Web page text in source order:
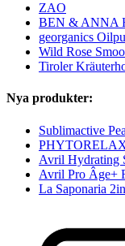
ZAO
BEN & ANNA
georganics
Wild Rose
Tiroler
Nya produkter:
Sublimactive
Avril Hydrating
Avril Pro Âge+
La Saponaria